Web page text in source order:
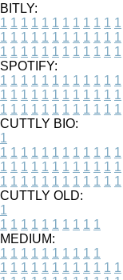
BITLY:
1 1 1 1 1 1 1 1 1 1 1 1
1 1 1 1 1 1 1 1 1 1 1 1
1 1 1 1 1 1 1 1 1 1 1 1
SPOTIFY:
1 1 1 1 1 1 1 1 1 1 1 1
1 1 1 1 1 1 1 1 1 1 1 1
1 1 1 1 1 1 1 1 1 1 1 1
CUTTLY BIO:
1
1 1 1 1 1 1 1 1 1 1 1 1
1 1 1 1 1 1 1 1 1 1 1 1
1 1 1 1 1 1 1 1 1 1 1 1
CUTTLY OLD:
1
1 1 1 1 1 1 1 1 1 1
MEDIUM:
1 1 1 1 1 1 1 1 1 1
1 1 1 1 1 1 1 1 1 1 1 1